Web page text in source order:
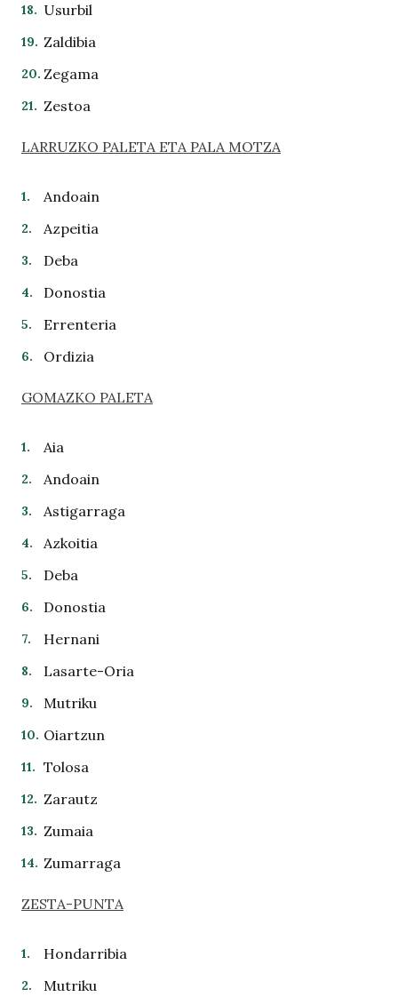
Usurbil
Zaldibia
Zegama
Zestoa
LARRUZKO PALETA ETA PALA MOTZA
Andoain
Azpeitia
Deba
Donostia
Errenteria
Ordizia
GOMAZKO PALETA
Aia
Andoain
Astigarraga
Azkoitia
Deba
Donostia
Hernani
Lasarte-Oria
Mutriku
Oiartzun
Tolosa
Zarautz
Zumaia
Zumarraga
ZESTA-PUNTA
Hondarribia
Mutriku